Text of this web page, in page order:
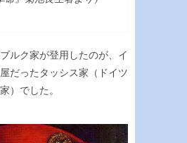
ルク家が登用したのが、イ
だったタッシス家（ドイツ
）でした。